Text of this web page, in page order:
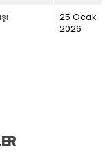
25 Ocak
2026